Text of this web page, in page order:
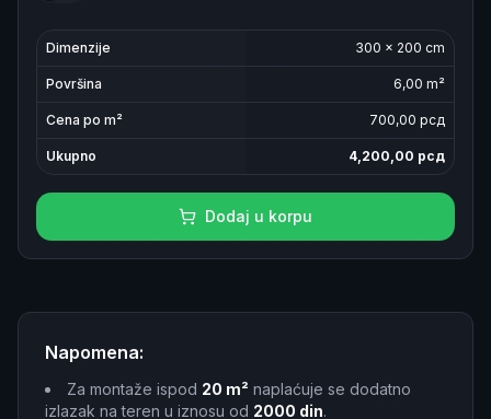
Dimenzije 300 × 200 cm
Površina 6,00 m²
Cena po m² 700,00 рсд
Ukupno 4,200,00 рсд
Dodaj u korpu
Napomena:
Za montaže ispod 20 m² naplaćuje se dodatno
izlazak na teren u iznosu od 2000 din.